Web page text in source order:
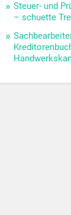
Steuer- und
– schuette